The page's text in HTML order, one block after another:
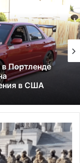
в Портленде
в США
и